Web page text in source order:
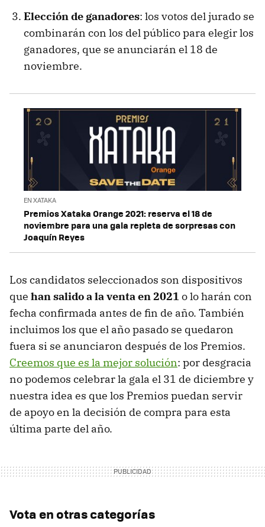
Elección de ganadores: los votos del jurado se
combinarán con los del público para elegir los
ganadores, que se anunciarán el 18 de
noviembre.
EN XATAKA
Premios Xataka Orange 2021: reserva el 18 de
noviembre para una gala repleta de sorpresas con
Joaquín Reyes
Los candidatos seleccionados son dispositivos
que han salido a la venta en 2021 o lo harán con
fecha confirmada antes de fin de año. También
incluimos los que el año pasado se quedaron
fuera si se anunciaron después de los Premios.
Creemos que es la mejor solución: por desgracia
no podemos celebrar la gala el 31 de diciembre y
nuestra idea es que los Premios puedan servir
de apoyo en la decisión de compra para esta
última parte del año.
Vota en otras categorías